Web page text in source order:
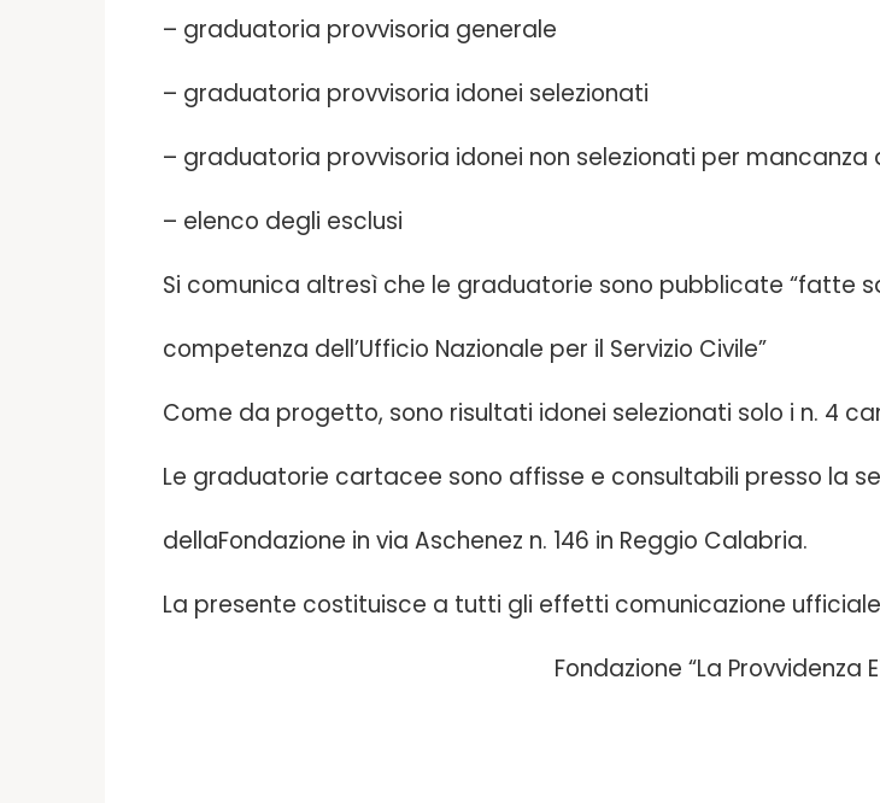
– graduatoria provvisoria generale
– graduatoria provvisoria idonei selezionati
– graduatoria provvisoria idonei non selezionati per mancanza
– elenco degli esclusi
Si comunica altresì che le graduatorie sono pubblicate “fatte
competenza dell’Ufficio Nazionale per il Servizio Civile”
Come da progetto, sono risultati idonei selezionati solo i n. 4
Le graduatorie cartacee sono affisse e consultabili presso la
dellaFondazione in via Aschenez n. 146 in Reggio Calabria.
La presente costituisce a tutti gli effetti comunicazione
Fondazione “La Provvidenza